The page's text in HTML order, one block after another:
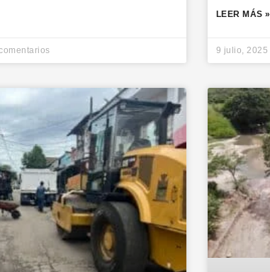
LEER MÁS »
9 julio, 2025